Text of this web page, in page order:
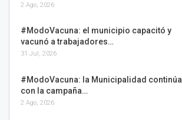
2 Ago, 2026
#ModoVacuna: el municipio capacitó y
vacunó a trabajadores…
31 Jul, 2026
#ModoVacuna: la Municipalidad continúa
con la campaña…
2 Ago, 2026